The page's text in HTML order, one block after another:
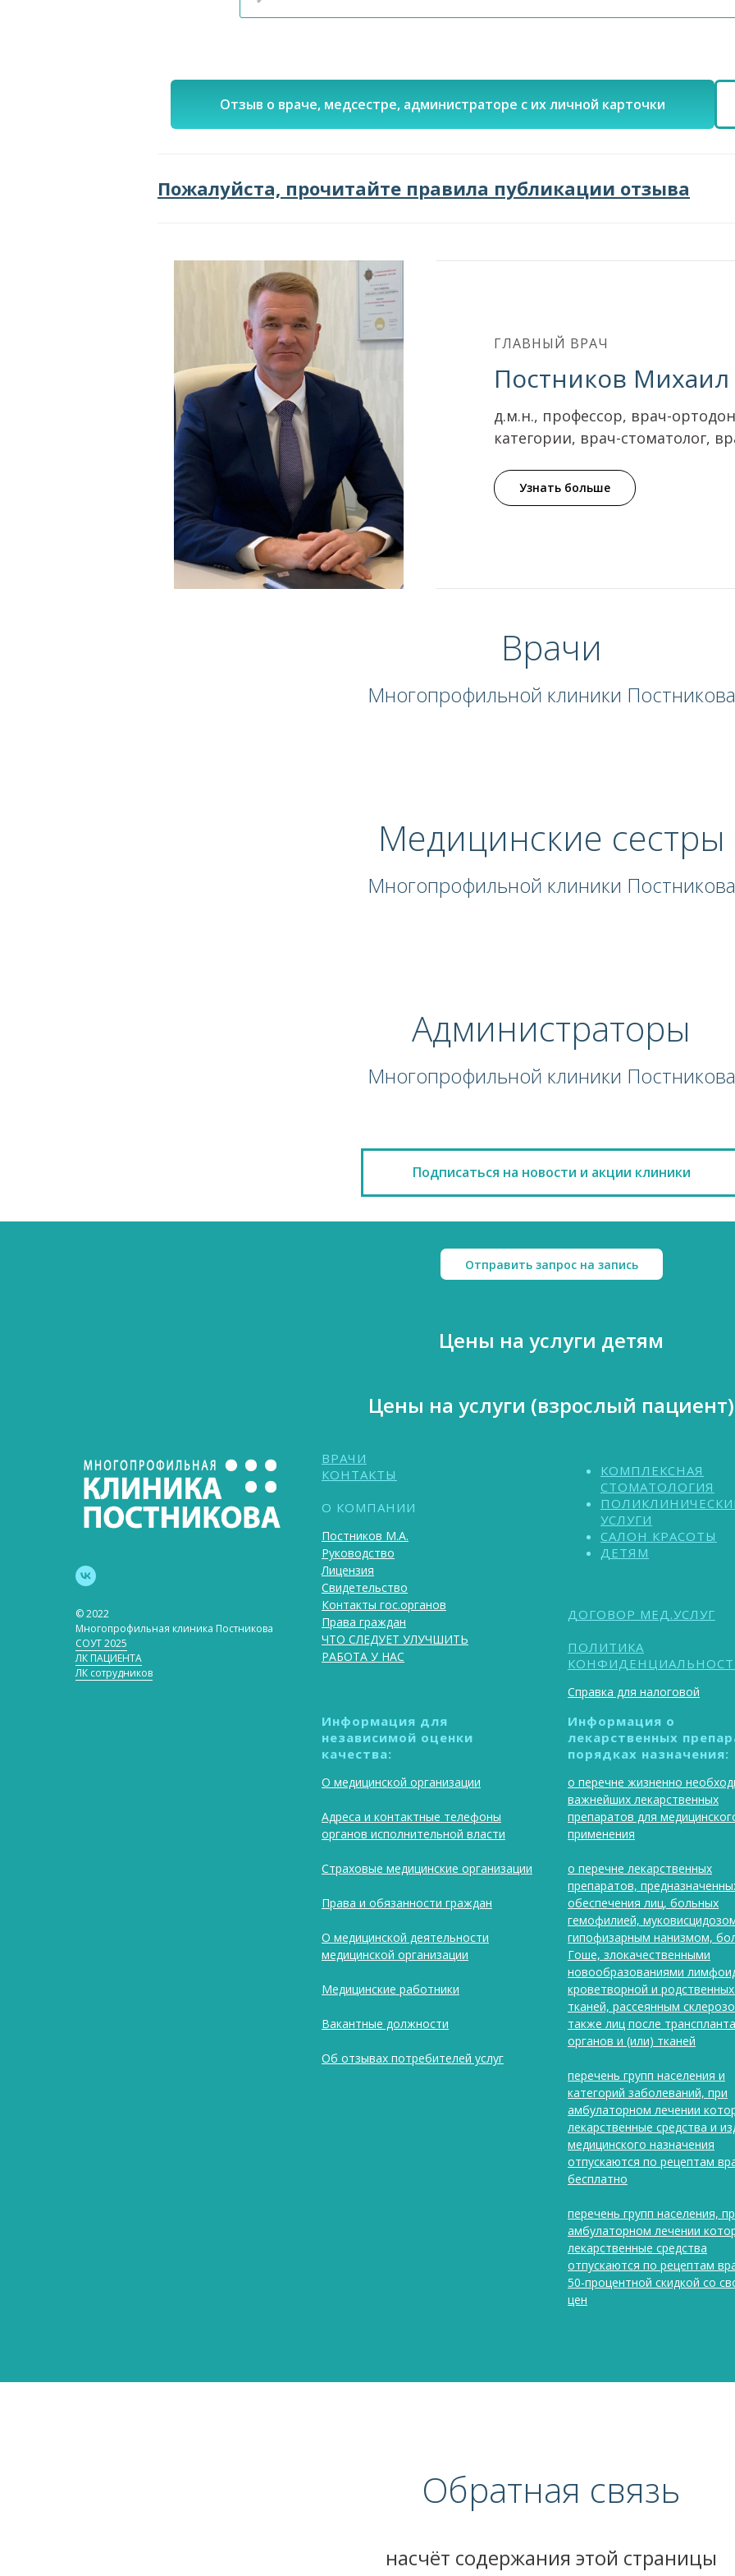
Отзыв о враче, медсестре, администраторе с их личной карточки
Пожалуйста, прочитайте правила публикации отзыва
ГЛАВНЫЙ ВРАЧ
Постников
д.м.н., профессор, врач-
категории, врач-стоматолог,
Узнать больше
Врачи
Многопрофильной клиники Постникова
Медицинские сестры
Многопрофильной клиники Постникова
Администраторы
Многопрофильной клиники Постникова
Подписаться на новости и акции клиники
Отправить запрос на запись
Цены на услуги детям
Цены на услуги (взрослый пациент)
© 2022
Многопрофильная клиника Постникова
СОУТ 2025
ЛК ПАЦИЕНТА
ЛК сотрудников
ВРАЧИ
КОНТАКТЫ
О КОМПАНИИ
Постников М.А.
Руководство
Лицензия
Свидетельство
Контакты гос.органов
Права граждан
ЧТО СЛЕДУЕТ УЛУЧШИТЬ
РАБОТА У НАС
КОМПЛЕКСНАЯ
СТОМАТОЛОГИЯ
УСЛУГИ
САЛОН КРАСОТЫ
ДЕТЯМ
ДОГОВОР МЕД.УСЛУГ
ПОЛИТИКА
Справка для налоговой
Информация для
независимой оценки
качества:
О медицинской организации
Адреса и контактные телефоны
органов исполнительной власти
Страховые медицинские организации
Права и обязанности граждан
О медицинской деятельности
медицинской организации
Медицинские работники
Вакантные должности
Об отзывах потребителей услуг
Информация о
лекарственных
порядках назначения:
о перечне жизненно
важнейших лекарственных
препаратов для
применения
о перечне лекарственных
препаратов,
обеспечения лиц, больных
гемофилией,
гипофизарным нанизмом,
Гоше, злокачественными
новообразованиями
кроветворной и
тканей, рассеянным
также лиц после
органов и (или) тканей
перечень групп населения и
категорий заболеваний, при
амбулаторном лечении
лекарственные средства и
медицинского назначения
отпускаются по рецептам
бесплатно
перечень групп населения,
амбулаторном лечении
лекарственные средства
отпускаются по рецептам
50-процентной скидкой со
цен
Обратная связь
насчёт содержания этой страницы